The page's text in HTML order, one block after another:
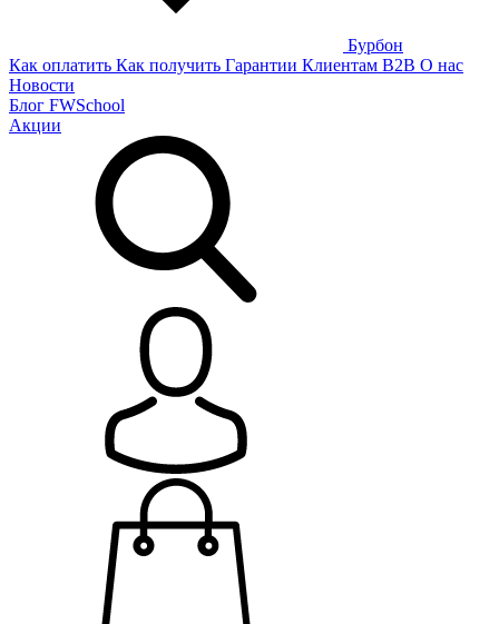
Бурбон
Как оплатить Как получить Гарантии Клиентам B2B О нас
Новости
Блог FWSchool
Акции